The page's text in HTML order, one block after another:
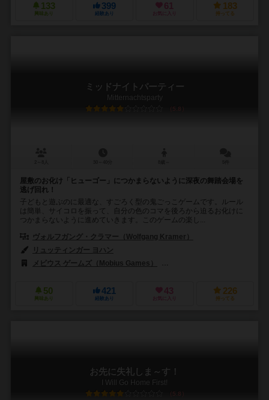
133
興味あり
399
経験あり
61
お気に入り
183
持ってる
ミッドナイトパーティー
Mitternachtsparty
5.8
屋敷のお化け「ヒューゴー」につかまらないように深夜の舞踏会場を
逃げ回れ！
子どもと遊ぶのに最適な、すごろく型の鬼ごっこゲームです。ルール
は簡単、サイコロを振って、自分の色のコマを後ろから迫るお化けに
つかまらないように進めていきます。このゲームの楽し...
ヴォルフガング・クラマー（Wolfgang Kramer）
リュッティンガー ヨハン
メビウス ゲームズ（Mobius Games）
50
興味あり
421
経験あり
43
お気に入り
226
持ってる
お先に失礼しま～す！
I Will Go Home First!
5.8